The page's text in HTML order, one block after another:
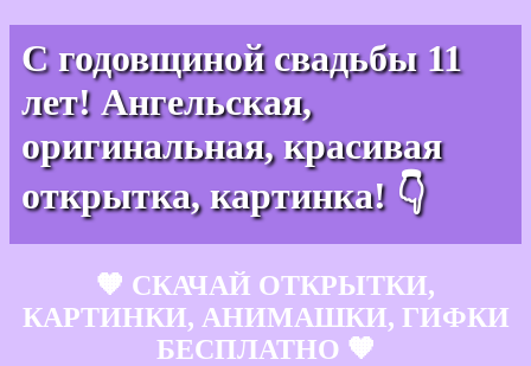
С годовщиной свадьбы 11
лет! Ангельская,
оригинальная, красивая
открытка, картинка! 👇
🧡 СКАЧАЙ ОТКРЫТКИ,
КАРТИНКИ, АНИМАШКИ, ГИФКИ
БЕСПЛАТНО 🧡